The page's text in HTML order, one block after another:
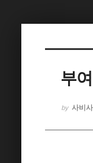
부
by 사비
치북5
치북5